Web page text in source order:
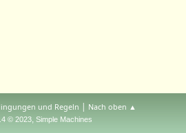
und Regeln | Nach oben ▲
© 2023, Simple Machines